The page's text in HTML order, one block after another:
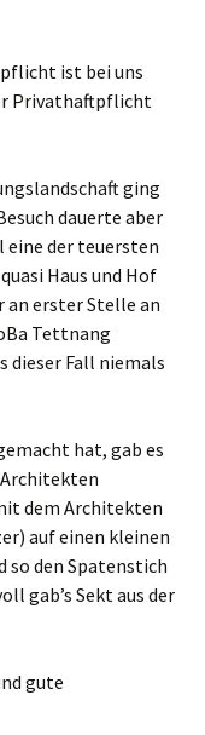
ist bei uns
Privathaftpflicht
ging
dauerte aber
eine der teuersten
Haus und Hof
an erster Stelle an
Tettnang
dieser Fall niemals
hat, gab es
dem Architekten
auf einen kleinen
so den Spatenstich
gab’s Sekt aus der
gute